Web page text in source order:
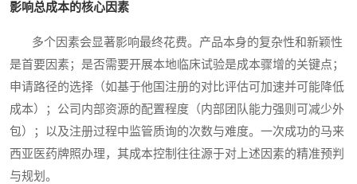
影响总成本的核心因素
多个因素会显著影响最终花费。产品本身的复杂性和新颖性
是首要因素；是否需要开展本地临床试验是成本骤增的关键点；
申请路径的选择（如基于他国注册的对比评估可加速并可能降低
成本）；公司内部资源的配置程度（内部团队能力强则可减少外
包）；以及注册过程中监管质询的次数与难度。一次成功的马来
西亚医药牌照办理，其成本控制往往源于对上述因素的精准预判
与规划。